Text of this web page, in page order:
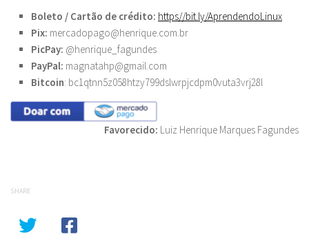
Boleto / Cartão de crédito: https//bit.ly/AprendendoLinux
Pix: mercadopago@henrique.com.br
PicPay: @henrique_fagundes
PayPal: magnatahp@gmail.com
Bitcoin: bc1qtnn5z058htzy799dslwrpjcdpm0vuta3vrj28l
Favorecido: Luiz Henrique Marques Fagundes
SHARE